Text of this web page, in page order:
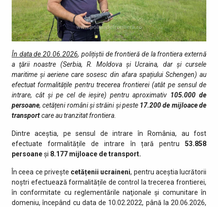
În data de 20.06.2026, polițiștii de frontieră de la frontiera externă
a ţării noastre (Serbia, R. Moldova și Ucraina, dar și cursele
maritime și aeriene care sosesc din afara spațiului Schengen) au
efectuat formalitățile pentru trecerea frontierei (atât pe sensul de
intrare, cât şi pe cel de ieşire) pentru aproximativ 105.000de
persoane, cetățeni români și străini şi peste 17.200de mijloace de
transportcare au tranzitat fro­ntiera.
Dintre aceștia, pe sensul de intrare în România, au fost
efectuate formalitățile de intrare în țară pentru 53.858
persoaneși 8.177 mijloace de transport.
În ceea ce privește cetățenii ucraineni, pentru aceștia lucrătorii
noștri efectuează formalitățile de control la trecerea frontierei,
în conformitate cu reglementările naţionale şi comunitare în
domeniu, începând cu data de 10.02.2022, până la 20.06.2026,